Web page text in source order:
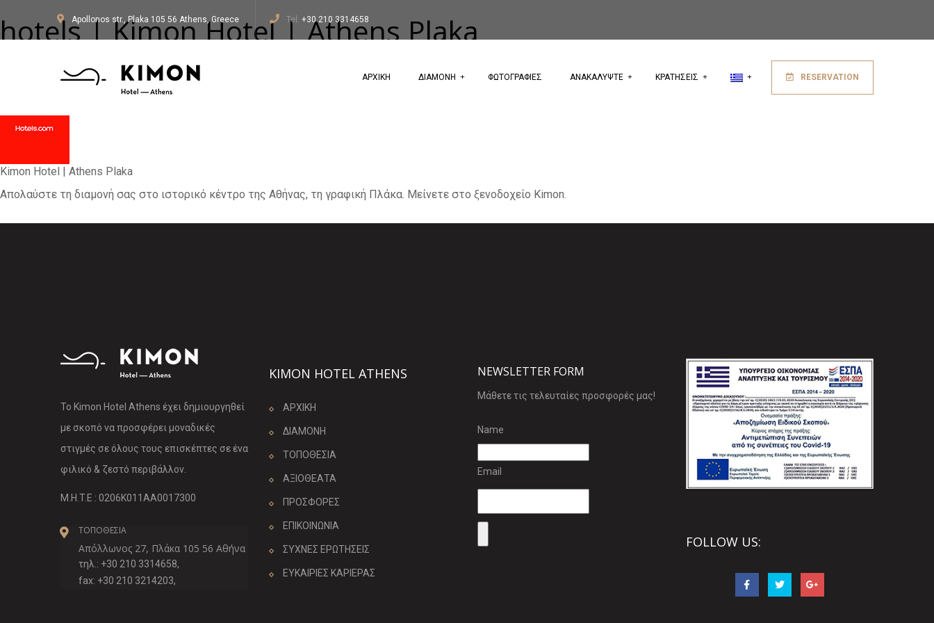
Apollonos str., Plaka 105 56 Athens, Greece Tel: +30 210 3314658
ΑΡΧΙΚΗ ΔΙΑΜΟΝΗ ΦΩΤΟΓΡΑΦΙΕΣ ΑΝΑΚΑΛΥΨΤΕ ΚΡΑΤΗΣΕΙΣ RESERVATION
hotels | Kimon Hotel | Athens Plaka
100 × 100 ΑΡΧΙΚΗ
Kimon Hotel | Athens Plaka
Απολαύστε τη διαμονή σας στο ιστορικό κέντρο της Αθήνας, τη γραφική Πλάκα. Μείνετε στο ξενοδοχείο Kimon.
Το Kimon Hotel Athens έχει δημιουργηθεί
με σκοπό να προσφέρει μοναδικές
στιγμές σε όλους τους επισκέπτες σε ένα
φιλικό & ζεστό περιβάλλον.
M.H.T.E : 0206K011AA0017300
ΤΟΠΟΘΕΣΙΑ
Απόλλωνος 27, Πλάκα 105 56 Αθήνα
τηλ.: +30 210 3314658,
fax: +30 210 3214203,
KIMON HOTEL ATHENS
ΑΡΧΙΚΗ
ΔΙΑΜΟΝΗ
ΤΟΠΟΘΕΣΙΑ
ΑΞΙΟΘΕΑΤΑ
ΠΡΟΣΦΟΡΕΣ
ΕΠΙΚΟΙΝΩΝΙΑ
ΣΥΧΝΕΣ ΕΡΩΤΗΣΕΙΣ
ΕΥΚΑΙΡΙΕΣ ΚΑΡΙΕΡΑΣ
NEWSLETTER FORM
Μάθετε τις τελευταίες προσφορές μας!
Name
Email
FOLLOW US: